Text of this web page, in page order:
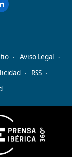
Aviso Legal
RSS